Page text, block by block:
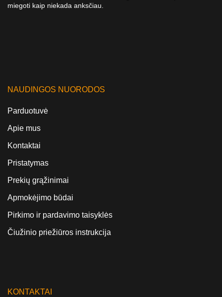
miegoti kaip niekada anksčiau.
NAUDINGOS NUORODOS
Parduotuvė
Apie mus
Kontaktai
Pristatymas
Prekių grąžinimai
Apmokėjimo būdai
Pirkimo ir pardavimo taisyklės
Čiužinio priežiūros instrukcija
KONTAKTAI